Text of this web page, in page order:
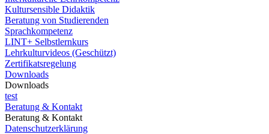
Kultursensible Didaktik
Beratung von Studierenden
Sprachkompetenz
LINT+ Selbstlernkurs
Lehrkulturvideos (Geschützt)
Zertifikatsregelung
Downloads
Downloads
test
Beratung & Kontakt
Beratung & Kontakt
Datenschutzerklärung